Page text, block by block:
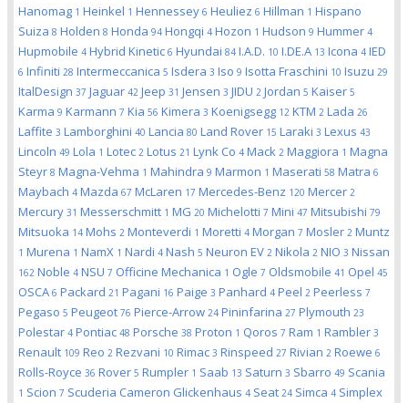
Hanomag 1 Heinkel 1 Hennessey 6 Heuliez 6 Hillman 1 Hispano
Suiza 8 Holden 8 Honda 94 Hongqi 4 Hozon 1 Hudson 9 Hummer 4
Hupmobile 4 Hybrid Kinetic 6 Hyundai 84 I.A.D. 10 I.DE.A 13 Icona 4 IED
6 Infiniti 28 Intermeccanica 5 Isdera 3 Iso 9 Isotta Fraschini 10 Isuzu 29
ItalDesign 37 Jaguar 42 Jeep 31 Jensen 3 JIDU 2 Jordan 5 Kaiser 5
Karma 9 Karmann 7 Kia 56 Kimera 3 Koenigsegg 12 KTM 2 Lada 26
Laffite 3 Lamborghini 40 Lancia 80 Land Rover 15 Laraki 3 Lexus 43
Lincoln 49 Lola 1 Lotec 2 Lotus 21 Lynk Co 4 Mack 2 Maggiora 1 Magna
Steyr 8 Magna-Vehma 1 Mahindra 9 Marmon 1 Maserati 58 Matra 6
Maybach 4 Mazda 67 McLaren 17 Mercedes-Benz 120 Mercer 2
Mercury 31 Messerschmitt 1 MG 20 Michelotti 7 Mini 47 Mitsubishi 79
Mitsuoka 14 Mohs 2 Monteverdi 1 Moretti 4 Morgan 7 Mosler 2 Muntz
1 Murena 1 NamX 1 Nardi 4 Nash 5 Neuron EV 2 Nikola 2 NIO 3 Nissan
162 Noble 4 NSU 7 Officine Mechanica 1 Ogle 7 Oldsmobile 41 Opel 45
OSCA 6 Packard 21 Pagani 16 Paige 3 Panhard 4 Peel 2 Peerless 7
Pegaso 5 Peugeot 76 Pierce-Arrow 24 Pininfarina 27 Plymouth 23
Polestar 4 Pontiac 48 Porsche 38 Proton 1 Qoros 7 Ram 1 Rambler 3
Renault 109 Reo 2 Rezvani 10 Rimac 3 Rinspeed 27 Rivian 2 Roewe 6
Rolls-Royce 36 Rover 5 Rumpler 1 Saab 13 Saturn 3 Sbarro 49 Scania
1 Scion 7 Scuderia Cameron Glickenhaus 4 Seat 24 Simca 4 Simplex